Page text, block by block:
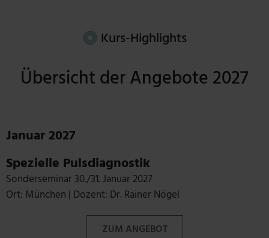
Kurs-Highlights
Übersicht der Angebote 2027
Januar 2027
Spezielle Pulsdiagnostik
Sonderseminar 30./31. Januar 2027
Ort: München | Dozent: Dr. Rainer Nögel
ZUM ANGEBOT